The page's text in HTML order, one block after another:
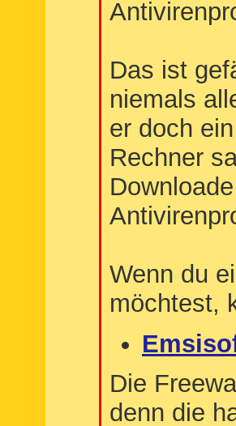
Das ist
niemals
er doch
Rechner
Wenn du
möchtest,
Die
denn die